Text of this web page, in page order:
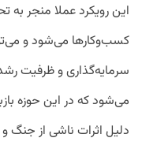
این رویکرد عملا منجر به
کسب‌وکارها می‌شود و
سرمایه‌گذاری و ظرفیت رشد
می‌شود که در این حوزه
دلیل اثرات ناشی از